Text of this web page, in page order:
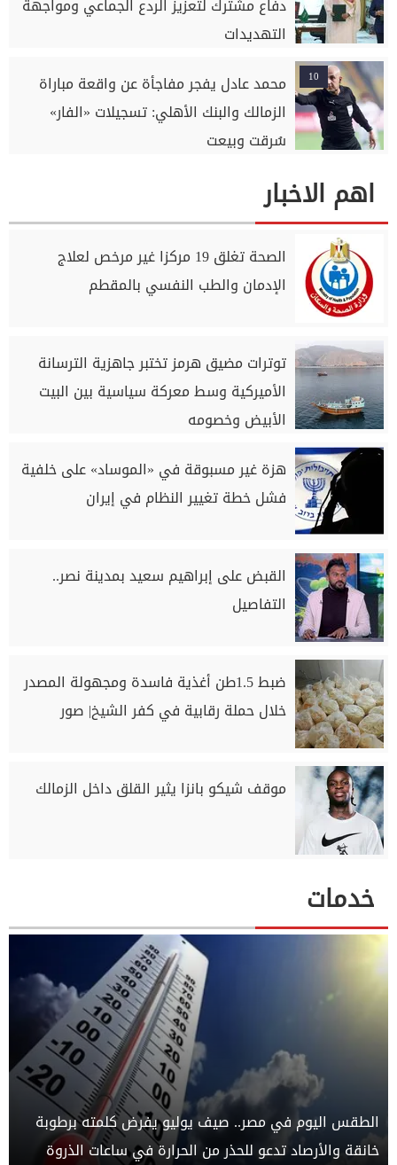
دفاع مشترك لتعزيز الردع الجماعي ومواجهة
التهديدات
10
محمد عادل يفجر مفاجأة عن واقعة مباراة
الزمالك والبنك الأهلي: تسجيلات «الفار»
سُرقت وبيعت
اهم الاخبار
الصحة تغلق 19 مركزا غير مرخص لعلاج
الإدمان والطب النفسي بالمقطم
توترات مضيق هرمز تختبر جاهزية الترسانة
الأميركية وسط معركة سياسية بين البيت
الأبيض وخصومه
هزة غير مسبوقة في «الموساد» على خلفية
فشل خطة تغيير النظام في إيران
القبض على إبراهيم سعيد بمدينة نصر..
التفاصيل
ضبط 1.5طن أغذية فاسدة ومجهولة المصدر
خلال حملة رقابية في كفر الشيخ| صور
موقف شيكو بانزا يثير القلق داخل الزمالك
خدمات
الطقس اليوم في مصر.. صيف يوليو يفرض كلمته برطوبة
خانقة والأرصاد تدعو للحذر من الحرارة في ساعات الذروة